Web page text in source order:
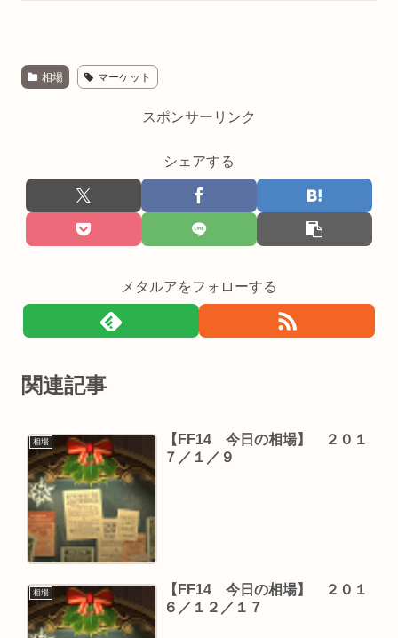
相場 マーケット
スポンサーリンク
シェアする
メタルアをフォローする
関連記事
相場
【FF14 今日の相場】 ２０１
７／１／９
相場
【FF14 今日の相場】 ２０１
６／１２／１７